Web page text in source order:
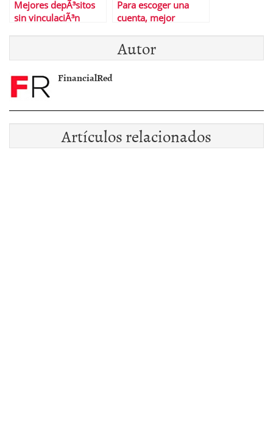
Mejores depÃ³sitos
sin vinculaciÃ³n
Para escoger una
cuenta, mejor
comisiones
Autor
FinancialRed
Artículos relacionados